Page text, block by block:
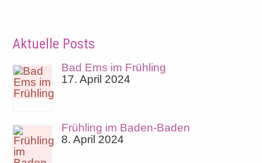
Aktuelle Posts
Bad Ems im Frühling
17. April 2024
Frühling im Baden-Baden
8. April 2024